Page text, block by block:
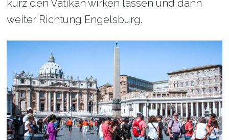
kurz den Vatikan wirken lassen und dann
weiter Richtung Engelsburg.